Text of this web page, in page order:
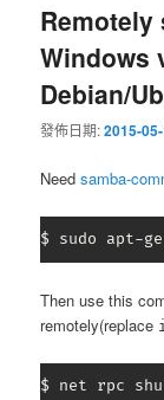
Windows
Debian/
發佈日期:2015-
Needsamba-
$ sudo apt-
Then use this
remotely(replace
$ net rpc